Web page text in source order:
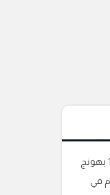
كأس آسيا أو كأس أمم آسيا، بدأ في عام 1956 بهونج
في